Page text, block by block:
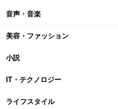
音声・音楽
美容・ファッション
小説
IT・テクノロジー
ライフスタイル